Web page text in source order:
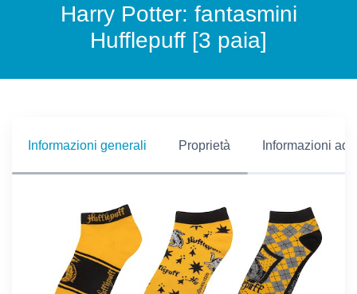
Harry Potter: fantasmini
Hufflepuff [3 paia]
Informazioni generali Proprietà Informazioni